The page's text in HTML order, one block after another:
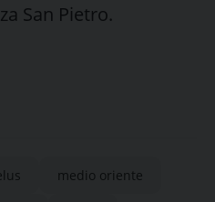
San Pietro.
medio oriente